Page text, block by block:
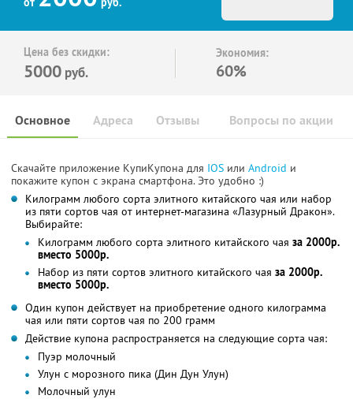
Цена без скидки:
5000 руб.
Экономия:
60%
Основное Отзывы Вопросы по акции
Адреса
Скачайте приложение КупиКупона для IOS или Android и
покажите купон с экрана смартфона. Это удобно :)
Килограмм любого сорта элитного китайского чая или набор
из пяти сортов чая от интернет-магазина «Лазурный Дракон».
Выбирайте:
Килограмм любого сорта элитного китайского чая за 2000р.
вместо 5000р.
Набор из пяти сортов элитного китайского чая за 2000р.
вместо 5000р.
Один купон действует на приобретение одного килограмма
чая или пяти сортов чая по 200 грамм
Действие купона распространяется на следующие сорта чая:
Пуэр молочный
Улун с морозного пика (Дин Дун Улун)
Молочный улун